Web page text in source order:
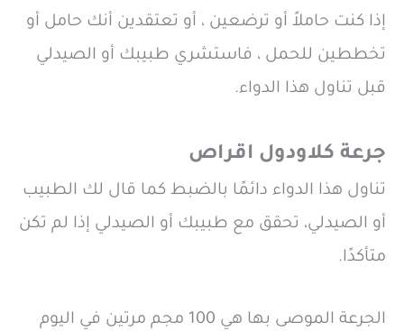
إذا كنت حاملاً أو ترضعين ، أو تعتقدين أنك حامل أو
تخططين للحمل ، فاستشري طبيبك أو الصيدلي
قبل تناول هذا الدواء.
جرعة كلاودول اقراص
تناول هذا الدواء دائمًا بالضبط كما قال لك الطبيب
أو الصيدلي، تحقق مع طبيبك أو الصيدلي إذا لم تكن
متأكدًا.
الجرعة الموصى بها هي 100 مجم مرتين في اليوم